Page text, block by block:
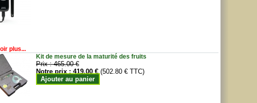
plus...
Kit de mesure de la maturité des fruits
Prix :465.00 €
Notre prix :419.00 € (502.80 € TTC)
Ajouter au panier